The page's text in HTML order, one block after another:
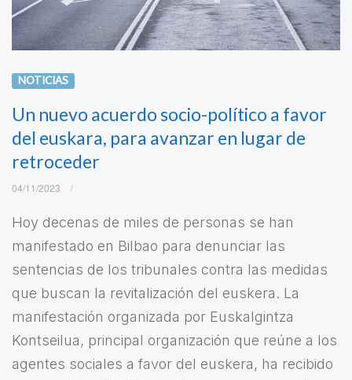
NOTICIAS
Un nuevo acuerdo socio-político a favor
del euskara, para avanzar en lugar de
retroceder
04/11/2023
Hoy decenas de miles de personas se han
manifestado en Bilbao para denunciar las
sentencias de los tribunales contra las medidas
que buscan la revitalización del euskera. La
manifestación organizada por Euskalgintza
Kontseilua, principal organización que reúne a los
agentes sociales a favor del euskera, ha recibido